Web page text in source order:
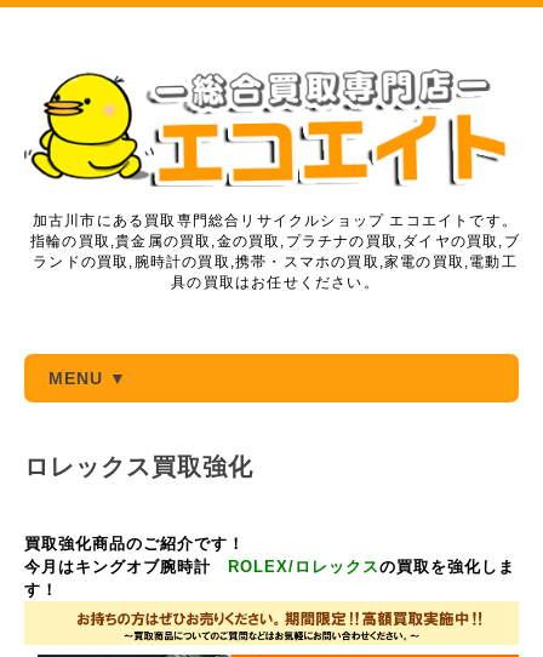
加古川市にある買取専門総合リサイクルショップ エコエイトです。
指輪の買取,貴金属の買取,金の買取,プラチナの買取,ダイヤの買取,ブ
ランドの買取,腕時計の買取,携帯・スマホの買取,家電の買取,電動工
具の買取はお任せください。
MENU ▼
ロレックス買取強化
買取強化商品のご紹介です！
今月はキングオブ腕時計
ROLEX/ロレックスの買取を強化しま
す！